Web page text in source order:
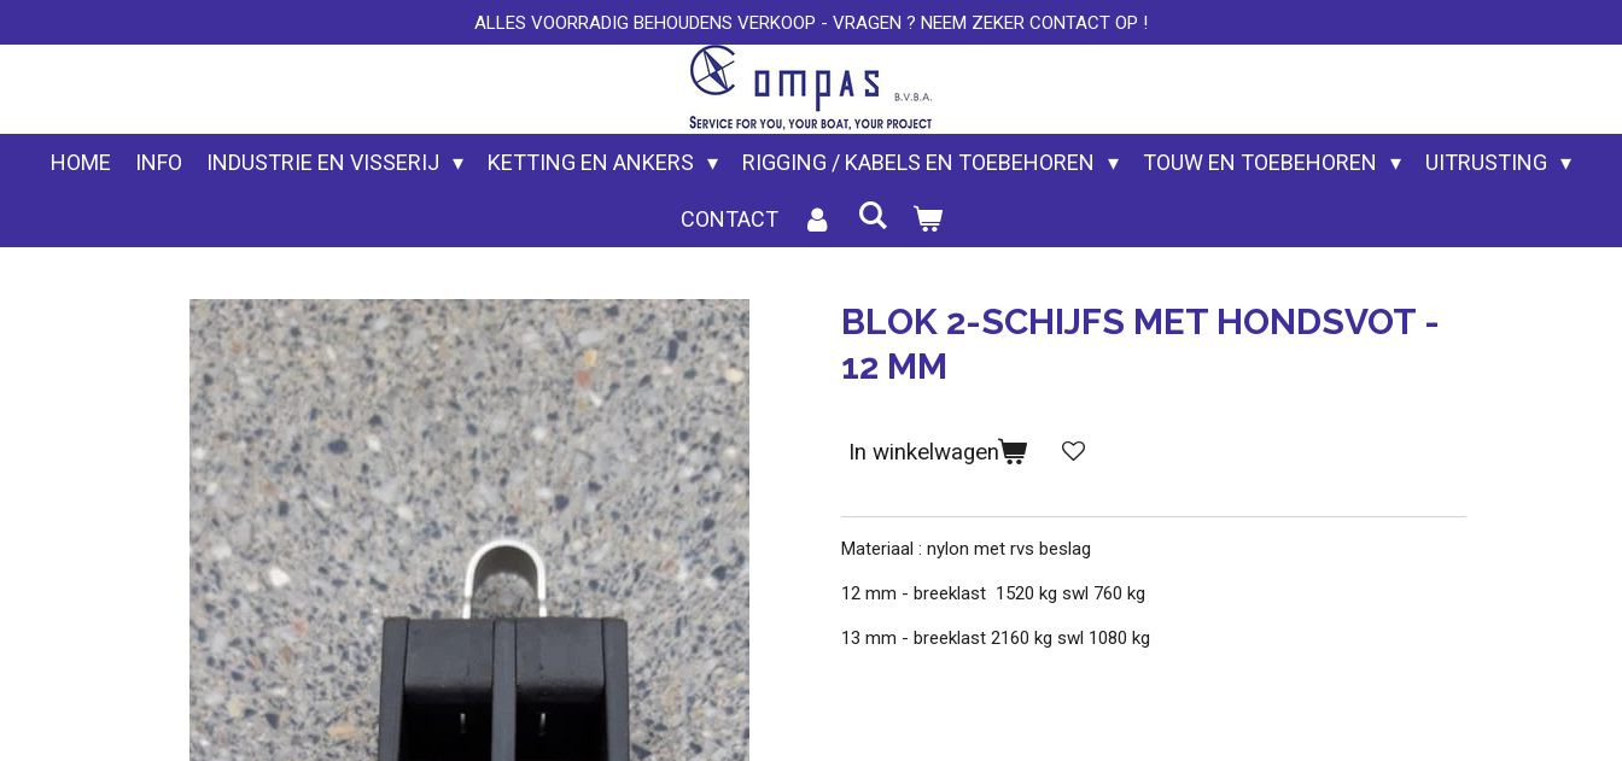
direct
hoofdinhoud
ALLES VOORRADIG BEHOUDENS VERKOOP - VRAGEN ? NEEM ZEKER CONTACT OP !
HOME INFO INDUSTRIE EN VISSERIJ KETTING EN ANKERS RIGGING / KABELS EN TOEBEHOREN TOUW EN TOEBEHOREN UITRUSTING
CONTACT
BLOK 2-SCHIJFS MET HONDSVOT -
12 MM
In winkelwagen
Materiaal : nylon met rvs beslag
12 mm - breeklast 1520 kg swl 760 kg
13 mm - breeklast 2160 kg swl 1080 kg